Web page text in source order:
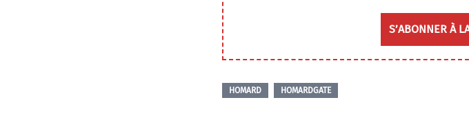
S’ABONNER À
HOMARD HOMARDGATE